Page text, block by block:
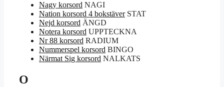
Nagy korsord NAGI
Nation korsord 4 bokstäver STAT
Nejd korsord ÄNGD
Notera korsord UPPTECKNA
Nr 88 korsord RADIUM
Nummerspel korsord BINGO
Närmat Sig korsord NALKATS
O